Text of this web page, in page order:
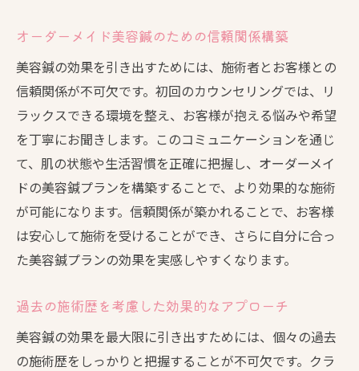
オーダーメイド美容鍼のための信頼関係構築
美容鍼の効果を引き出すためには、施術者とお客様との
信頼関係が不可欠です。初回のカウンセリングでは、リ
ラックスできる環境を整え、お客様が抱える悩みや希望
を丁寧にお聞きします。このコミュニケーションを通じ
て、肌の状態や生活習慣を正確に把握し、オーダーメイ
ドの美容鍼プランを構築することで、より効果的な施術
が可能になります。信頼関係が築かれることで、お客様
は安心して施術を受けることができ、さらに自分に合っ
た美容鍼プランの効果を実感しやすくなります。
過去の施術歴を考慮した効果的なアプローチ
美容鍼の効果を最大限に引き出すためには、個々の過去
の施術歴をしっかりと把握することが不可欠です。クラ